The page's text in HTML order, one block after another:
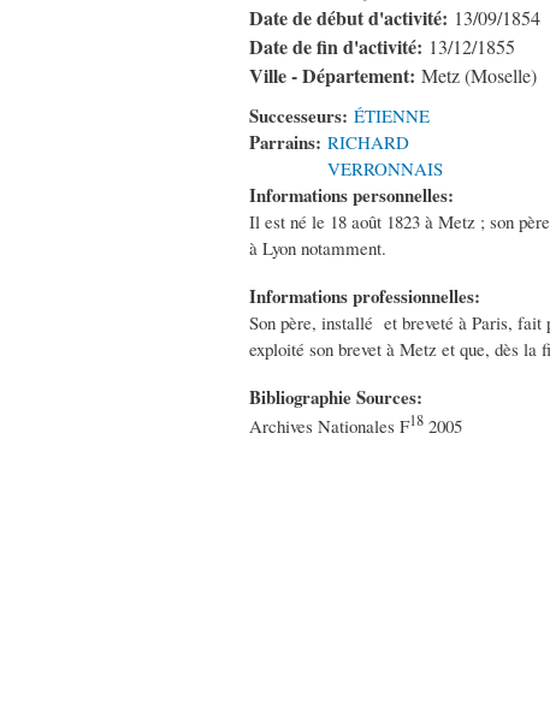
Date de début d'activité: 13/09/1854
Date de fin d'activité: 13/12/1855
Ville - Département: Metz (Moselle)
Successeurs: ÉTIENNE
Parrains: RICHARD
VERRONNAIS
Informations personnelles:
Il est né le 18 août 1823 à Metz ; son
à Lyon notamment.
Informations professionnelles:
Son père, installé et breveté à Paris, fait
exploité son brevet à Metz et que, dès la
Bibliographie Sources:
Archives Nationales F18 2005